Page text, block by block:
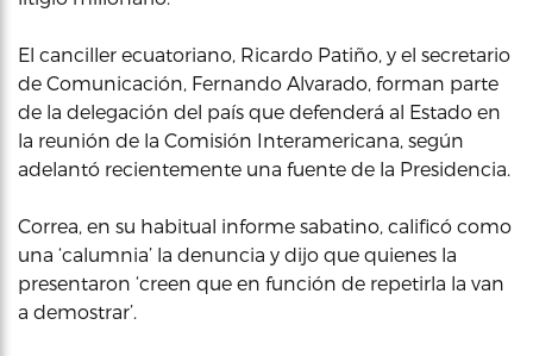
El canciller ecuatoriano, Ricardo Patiño, y el secretario
de Comunicación, Fernando Alvarado, forman parte
de la delegación del país que defenderá al Estado en
la reunión de la Comisión Interamericana, según
adelantó recientemente una fuente de la Presidencia.
Correa, en su habitual informe sabatino, calificó como
una ‘calumnia’ la denuncia y dijo que quienes la
presentaron ‘creen que en función de repetirla la van
a demostrar’.